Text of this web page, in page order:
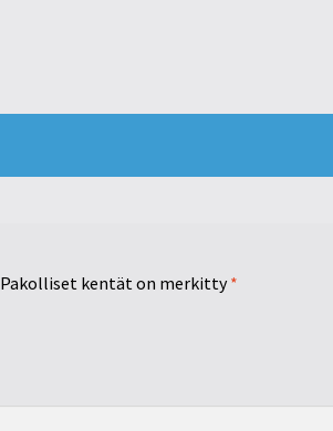
Pakolliset kentät on merkitty*